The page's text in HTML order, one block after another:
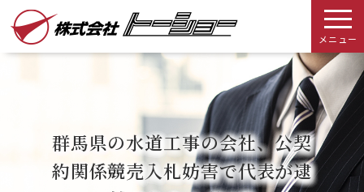
メニュー
群馬県の水道工事の会社、公契
約関係競売入札妨害で代表が逮